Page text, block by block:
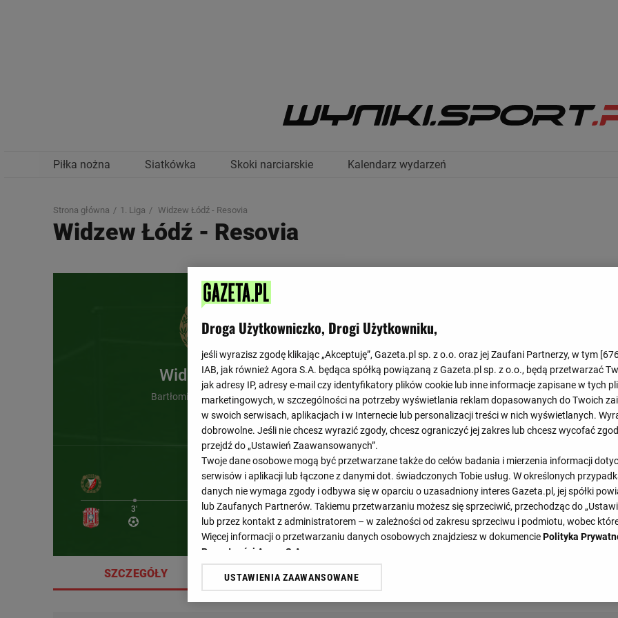
Piłka nożna Siatkówka Skoki narciarskie Kalendarz wydarzeń
Strona główna 1. Liga Widzew Łódź - Resovia
Widzew Łódź - Resovia
Widzew Łódź
Bartłomiej Pawłowski (90')
1 : 4
0 : 2
3' 31' 52' 61'
SZCZEGÓŁY SKŁADY
Droga Użytkowniczko, Drogi Użytkowniku,
jeśli wyrazisz zgodę klikając „Akceptuję”, Gazeta.pl sp. z o.o. oraz jej Zaufani Partnerzy, w tym [
IAB, jak również Agora S.A. będąca spółką powiązaną z Gazeta.pl sp. z o.o., będą przetwarzać
jak adresy IP, adresy e-mail czy identyfikatory plików cookie lub inne informacje zapisane w tych
marketingowych, w szczególności na potrzeby wyświetlania reklam dopasowanych do Twoich
w swoich serwisach, aplikacjach i w Internecie lub personalizacji treści w nich wyświetlanych.
dobrowolne. Jeśli nie chcesz wyrazić zgody, chcesz ograniczyć jej zakres lub chcesz wycofać
przejdź do „Ustawień Zaawansowanych”.
Twoje dane osobowe mogą być przetwarzane także do celów badania i mierzenia informacji
serwisów i aplikacji lub łączone z danymi dot. świadczonych Tobie usług. W określonych
danych nie wymaga zgody i odbywa się w oparciu o uzasadniony interes Gazeta.pl, jej spółki
lub Zaufanych Partnerów. Takiemu przetwarzaniu możesz się sprzeciwić, przechodząc do
lub przez kontakt z administratorem – w zależności od zakresu sprzeciwu i podmiotu, wobec
Więcej informacji o przetwarzaniu danych osobowych znajdziesz w dokumenciePolityka
Prywatności Agora S.A.
Klikając „Akceptuję” wyrażasz też zgodę na zainstalowanie i przechowywanie plików cookie
USTAWIENIA ZAAWANSOWANE